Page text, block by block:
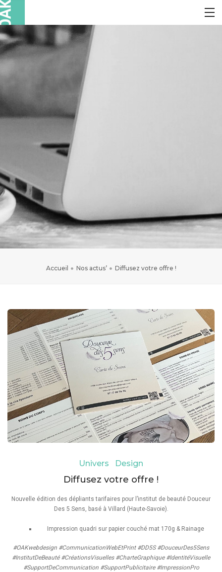
Accueil Nos actus’ Diffusez votre offre !
Univers Design
Diffusez votre offre !
Nouvelle édition des dépliants tarifaires pour l’institut de beauté Douceur
Des 5 Sens, basé à Villard (Haute-Savoie).
Impression quadri sur papier couché mat 170g & Rainage
#OAKwebdesign #CommunicationWebEtPrint #DD5S #DouceurDes5Sens
#InstitutDeBeauté #CréationsVisuelles #CharteGraphique #IdentitéVisuelle
#SupportDeCommunication #SupportPublicitaire #ImpressionPro